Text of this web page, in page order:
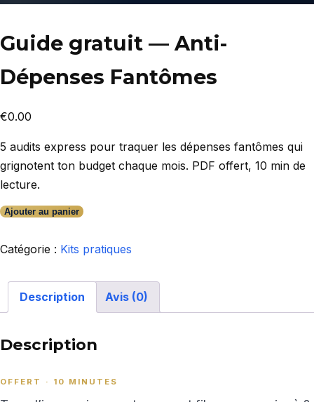
Guide gratuit — Anti-
Dépenses Fantômes
€0.00
5 audits express pour traquer les dépenses fantômes qui
grignotent ton budget chaque mois. PDF offert, 10 min de
lecture.
quantité
Guide
Anti-
Fantômes
Ajouter au panier
Catégorie : Kits pratiques
Description Avis (0)
Description
OFFERT · 10 MINUTES